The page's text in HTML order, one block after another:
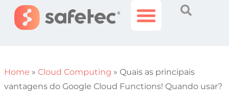
Home » Cloud Computing » Quais as principais
vantagens do Google Cloud Functions! Quando usar?